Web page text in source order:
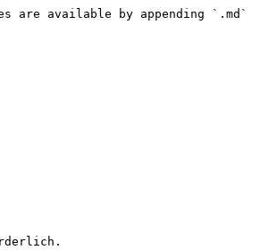
are available by appending `.md`